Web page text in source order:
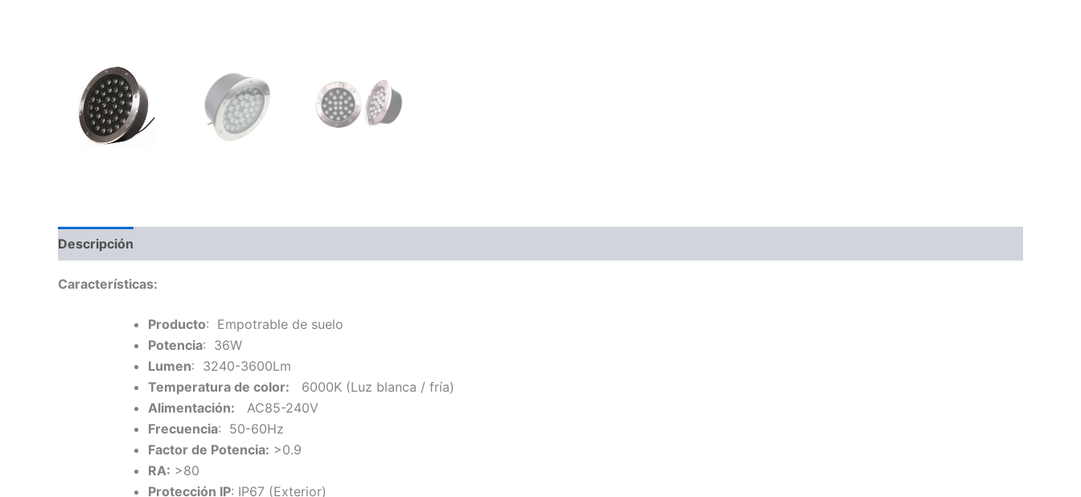
Descripción
Características:
Producto: Empotrable de suelo
Potencia: 36W
Lumen: 3240-3600Lm
Temperatura de color: 6000K (Luz blanca / fría)
Alimentación: AC85-240V
Frecuencia: 50-60Hz
Factor de Potencia: >0.9
RA: >80
Protección IP: IP67 (Exterior)